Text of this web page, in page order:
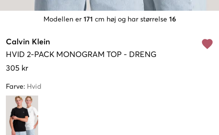
Modellen er 171 cm høj og har størrelse 16
Calvin Klein
HVID 2-PACK MONOGRAM TOP - DRENG
305 kr
Farve: Hvid